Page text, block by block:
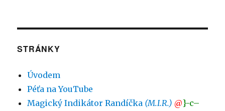
STRÁNKY
Úvodem
Péťa na YouTube
Magický Indikátor Randíčka (M.I.R.) @}-c–